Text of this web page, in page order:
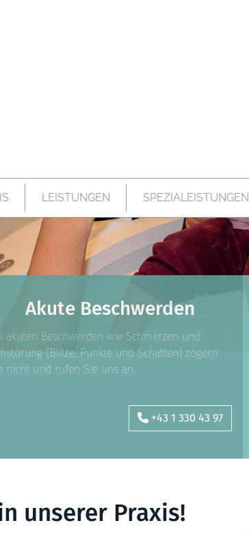
LEISTUNGEN SPEZIALEISTUNGEN
Akute Beschwerden
akuten Beschwerden wie Schmerzen und
(Blitze, Punkte und Schatten) zögern
nicht und rufen Sie uns an.
+43 1 330 43 97
unserer Praxis!